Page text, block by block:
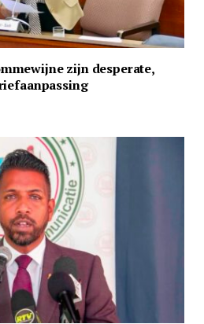
zijn desperate,